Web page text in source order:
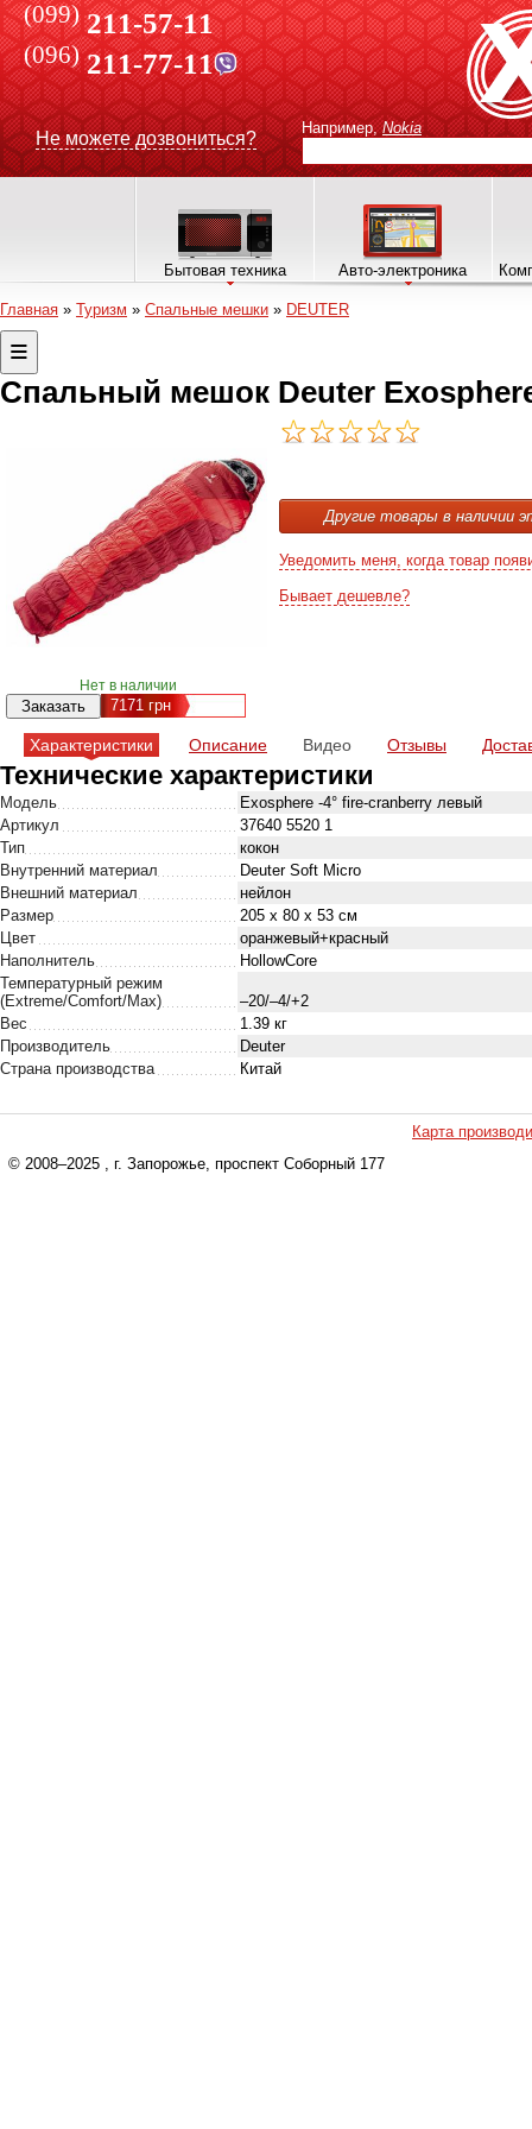
(099) 211-57-11
(096)211-77-11
Не можете дозвониться?
Например, Nokia
Бытовая техника Авто-электроника
Главная » Туризм » Спальные мешки » DEUTER
Спальный мешок Deuter
Нет в наличии
7171 грн
Другие товары в наличии
Уведомить меня, когда товар
Бывает дешевле?
Характеристики Описание Видео Отзывы
Технические характеристики
Модель
Exosphere -4° fire-cranberry левый
Артикул
37640 5520 1
Тип
кокон
Внутренний материал
Deuter Soft Micro
Внешний материал
нейлон
Размер
205 х 80 х 53 см
Цвет
оранжевый+красный
Наполнитель
HollowCore
Температурный режим
(Extreme/Comfort/Max)
–20/–4/+2
Вес
1.39 кг
Производитель
Deuter
Страна производства
Китай
Карта
© 2008–2025 , г. Запорожье, проспект Соборный 177